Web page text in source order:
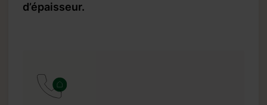
d’épaisseur.